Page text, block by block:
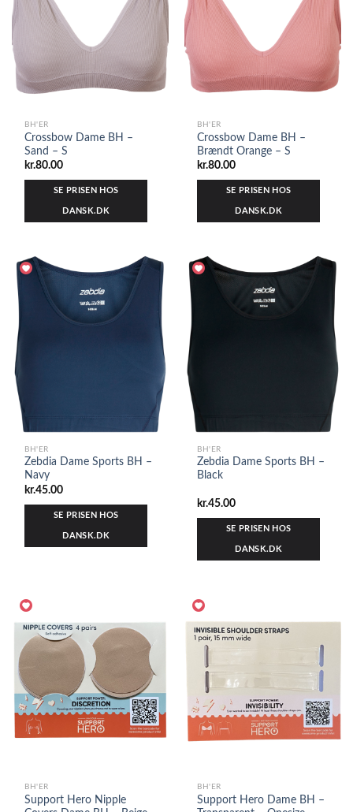
BH'ER
Crossbow Dame BH –
Sand – S
kr.80.00
SE PRISEN HOS
DANSK.DK
BH'ER
Crossbow Dame BH –
Brændt Orange – S
kr.80.00
SE PRISEN HOS
DANSK.DK
BH'ER
Zebdia Dame Sports BH –
Navy
kr.45.00
SE PRISEN HOS
DANSK.DK
BH'ER
Zebdia Dame Sports BH –
Black
kr.45.00
SE PRISEN HOS
DANSK.DK
BH'ER
Support Hero Nipple
BH'ER
Support Hero Dame BH –